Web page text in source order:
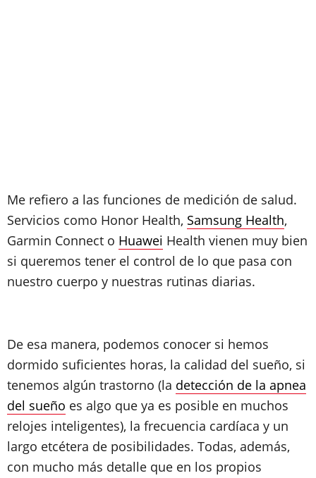
Me refiero a las funciones de medición de salud.
Servicios como Honor Health, Samsung Health,
Garmin Connect o Huawei Health vienen muy bien
si queremos tener el control de lo que pasa con
nuestro cuerpo y nuestras rutinas diarias.
De esa manera, podemos conocer si hemos
dormido suficientes horas, la calidad del sueño, si
tenemos algún trastorno (la detección de la apnea
del sueño es algo que ya es posible en muchos
relojes inteligentes), la frecuencia cardíaca y un
largo etcétera de posibilidades. Todas, además,
con mucho más detalle que en los propios